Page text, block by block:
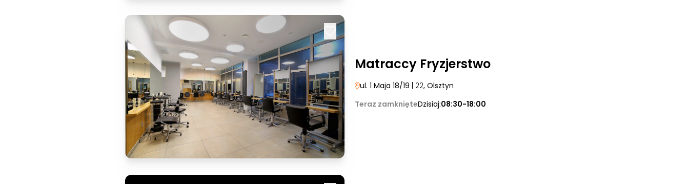
Matraccy Fryzjerstwo
ul. 1 Maja 18/19 | 22, Olsztyn
Teraz zamknięteDzisiaj:08:30-18:00